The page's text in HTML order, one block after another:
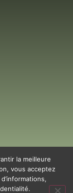
la meilleure
vous acceptez